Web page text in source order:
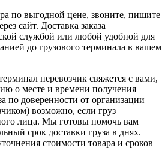
по выгодной цене, звоните, пишите
сайт. Доставка заказа
службой или любой удобной для
до грузового терминала в вашем
перевозчик свяжется с вами,
о месте и времени получения
по доверенности от организации
возможно, если груз
лица. Мы готовы помочь вам
срок доставки груза в днях.
стоимости товара и сроков